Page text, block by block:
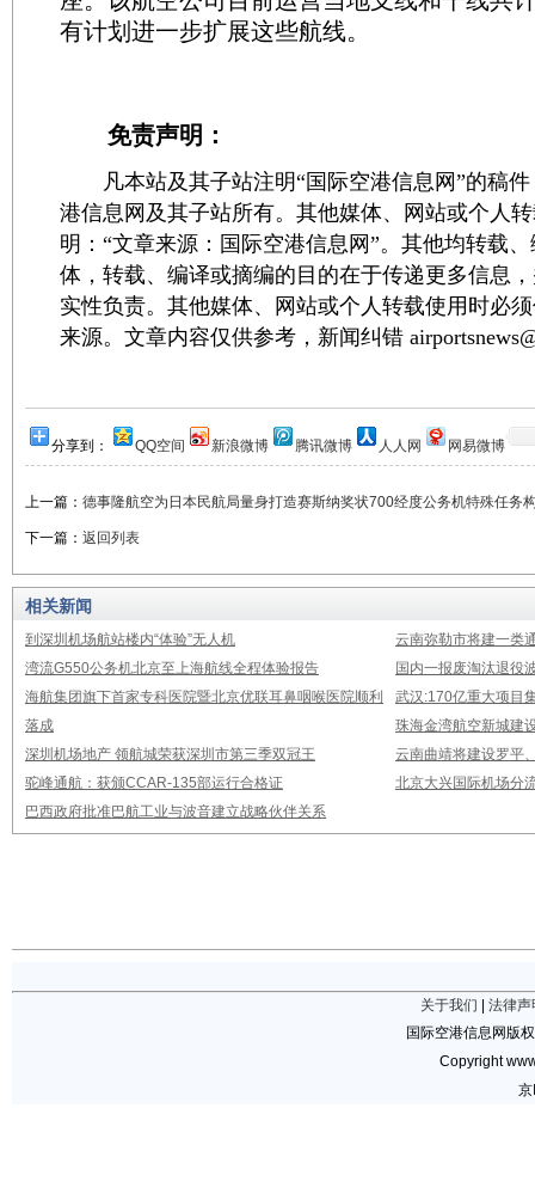
有计划进一步扩展这些航线。
免责声明：
凡本站及其子站注明“国际空港信息网”的稿件
港信息网及其子站所有。其他媒体、网站或个人
明：“文章来源：国际空港信息网”。其他均转载
体，转载、编译或摘编的目的在于传递更多信息
实性负责。其他媒体、网站或个人转载使用时必
来源。文章内容仅供参考，新闻纠错
分享到： QQ空间 新浪微博 腾讯微博 人人网 网易微博
上一篇： 德事隆航空为日本民航局量身打造赛斯纳奖状700经度公务机特殊任务
下一篇： 返回列表
相关新闻
到深圳机场航站楼内“体验”无人机
云南弥勒市将建一类
湾流G550公务机北京至上海航线全程体验报告
国内一报废淘汰退役
海航集团旗下首家专科医院暨北京优联耳鼻咽喉医院顺利
落成
武汉:170亿重大项目
珠海金湾航空新城建
深圳机场地产 领航城荣获深圳市第三季双冠王
云南曲靖将建设罗平
驼峰通航：获颁CCAR-135部运行合格证
北京大兴国际机场分
巴西政府批准巴航工业与波音建立战略伙伴关系
关于我们
法律声
国际空港信息网版
Copyright